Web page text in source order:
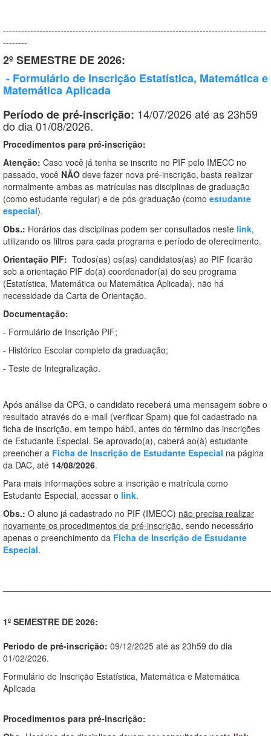
---------------------------------------------------------------------------------------
--------
2º SEMESTRE DE 2026:
- Formulário de Inscrição Estatística, Matemática e
Matemática Aplicada
Período de pré-inscrição: 14/07/2026 até as 23h59
do dia 01/08/2026.
Procedimentos para pré-inscrição:
Atenção: Caso você já tenha se inscrito no PIF pelo IMECC no
passado, você NÃO deve fazer nova pré-inscrição, basta realizar
normalmente ambas as matrículas nas disciplinas de graduação
(como estudante regular) e de pós-graduação (como estudante
especial).
Obs.: Horários das disciplinas podem ser consultados neste link,
utilizando os filtros para cada programa e período de oferecimento.
Orientação PIF: Todos(as) os(as) candidatos(as) ao PIF ficarão
sob a orientação PIF do(a) coordenador(a) do seu programa
(Estatística, Matemática ou Matemática Aplicada), não há
necessidade da Carta de Orientação.
Documentação:
- Formulário de Inscrição PIF;
- Histórico Escolar completo da graduação;
- Teste de Integralização.
Após análise da CPG, o candidato receberá uma mensagem sobre o
resultado através do e-mail (verificar Spam) que foi cadastrado na
ficha de inscrição, em tempo hábil, antes do término das inscrições
de Estudante Especial. Se aprovado(a), caberá ao(à) estudante
preencher a Ficha de Inscrição de Estudante Especial na página
da DAC, até 14/08/2026.
Para mais informações sobre a inscrição e matrícula como
Estudante Especial, acessar o link.
Obs.: O aluno já cadastrado no PIF (IMECC) não precisa realizar
novamente os procedimentos de pré-inscrição, sendo necessário
apenas o preenchimento da Ficha de Inscrição de Estudante
Especial.
1º SEMESTRE DE 2026:
Período de pré-inscrição: 09/12/2025 até as 23h59 do dia
01/02/2026.
Formulário de Inscrição Estatística, Matemática e Matemática
Aplicada
Procedimentos para pré-inscrição: